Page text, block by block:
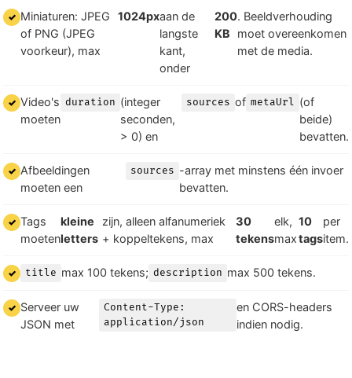
Miniaturen: JPEG
of PNG (JPEG
voorkeur), max
1024pxaan de
langste
kant,
onder
200
KB
. Beeldverhouding
moet overeenkomen
met de media.
Video's
moeten
duration (integer
seconden,
> 0) en
sources of metaUrl (of
beide)
bevatten.
Afbeeldingen
moeten een
sources -array met minstens één invoer
bevatten.
Tags
moeten
kleine
letters
zijn, alleen alfanumeriek
+ koppeltekens, max
30
tekens
elk,
max
10
tags
per
item.
title max 100 tekens; description max 500 tekens.
Serveer uw
JSON met
Content-Type:
application/json
en CORS-headers
indien nodig.